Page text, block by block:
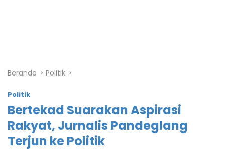
Beranda Politik
Politik
Bertekad Suarakan Aspirasi
Rakyat, Jurnalis Pandeglang
Terjun ke Politik